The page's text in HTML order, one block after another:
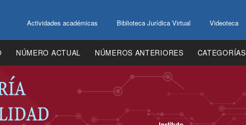
Actividades académicas Biblioteca Jurídica Virtual Videoteca
NÚMERO ACTUAL NÚMEROS ANTERIORES CATEGORÍAS